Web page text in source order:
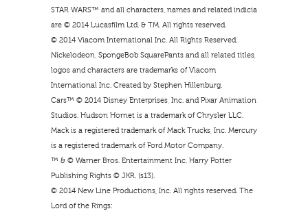
STAR WARS™ and all characters, names and related indicia
are © 2014 Lucasfilm Ltd. & TM. All rights reserved.
© 2014 Viacom International Inc. All Rights Reserved.
Nickelodeon, SpongeBob SquarePants and all related titles,
logos and characters are trademarks of Viacom
International Inc. Created by Stephen Hillenburg.
Cars™ © 2014 Disney Enterprises, Inc. and Pixar Animation
Studios. Hudson Hornet is a trademark of Chrysler LLC.
Mack is a registered trademark of Mack Trucks, Inc. Mercury
is a registered trademark of Ford Motor Company.
™ & © Warner Bros. Entertainment Inc. Harry Potter
Publishing Rights © JKR. (s13).
© 2014 New Line Productions, Inc. All rights reserved. The
Lord of the Rings: